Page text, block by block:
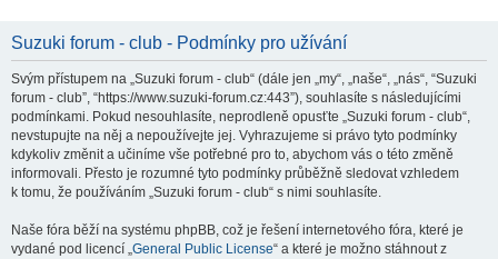
Suzuki forum - club - Podmínky pro užívání
Svým přístupem na „Suzuki forum - club“ (dále jen „my“, „naše“, „nás“, “Suzuki
forum - club”, “https://www.suzuki-forum.cz:443”), souhlasíte s následujícími
podmínkami. Pokud nesouhlasíte, neprodleně opusťte „Suzuki forum - club“,
nevstupujte na něj a nepoužívejte jej. Vyhrazujeme si právo tyto podmínky
kdykoliv změnit a učiníme vše potřebné pro to, abychom vás o této změně
informovali. Přesto je rozumné tyto podmínky průběžně sledovat vzhledem
k tomu, že používáním „Suzuki forum - club“ s nimi souhlasíte.
Naše fóra běží na systému phpBB, což je řešení internetového fóra, které je
vydané pod licencí „General Public License“ a které je možno stáhnout z